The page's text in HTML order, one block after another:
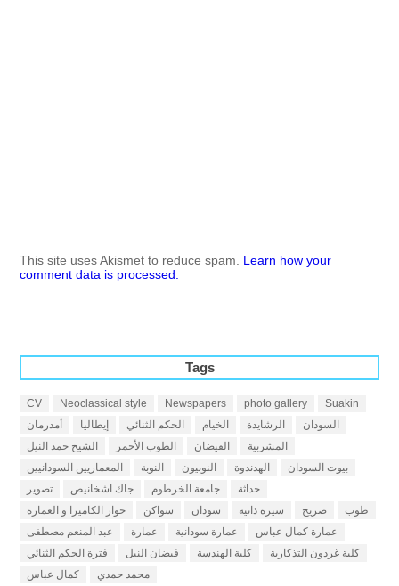
This site uses Akismet to reduce spam. Learn how your
comment data is processed.
Tags
CV Neoclassical style Newspapers photo gallery
Suakin
أمدرمان
إيطاليا الحكم الثنائي الخيام الرشايدة
السودان
الشيخ حمد النيل
الطوب الأحمر الفيضان
المشربية
المعماريين السودانيين
النوبة النوبيون الهدندوة
بيوت السودان
تصوير
جاك اشخانيص جامعة الخرطوم
حداثة
حوار الكاميرا و العمارة
سواكن سودان سيرة ذاتية ضريح
طوب
عبد المنعم مصطفى
عمارة عمارة سودانية
عمارة كمال عباس
فترة الحكم الثنائي
فيضان النيل كلية الهندسة
كلية غردون التذكارية
كمال عباس
محمد حمدي